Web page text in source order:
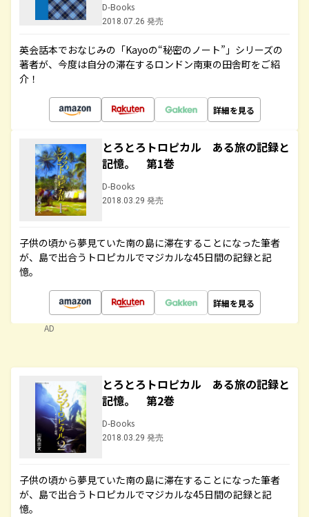
D-Books
2018.07.26 発売
英会話本でおなじみの「Kayoの“秘密のノート”」シリーズの
著者が、今度は自分の滞在するロンドン南東の田舎町をご紹
介！
詳細を見る
とろとろトロピカル ある旅の記録と
記憶。 第1巻
D-Books
2018.03.29 発売
子供の頃から夢見ていた南の島に滞在することになった筆者
が、島で出合うトロピカルでマジカルな45日間の記録と記
憶。
詳細を見る
AD
とろとろトロピカル ある旅の記録と
記憶。 第2巻
D-Books
2018.03.29 発売
子供の頃から夢見ていた南の島に滞在することになった筆者
が、島で出合うトロピカルでマジカルな45日間の記録と記
憶。